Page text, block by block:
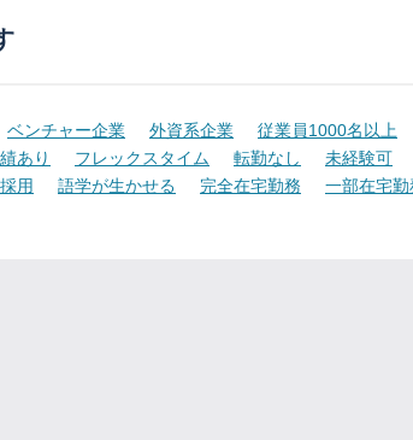
ベンチャー企業 外資系企業 従業員1000名以上
あり フレックスタイム 転勤なし 未経験可
用 語学が生かせる 完全在宅勤務 一部在宅勤